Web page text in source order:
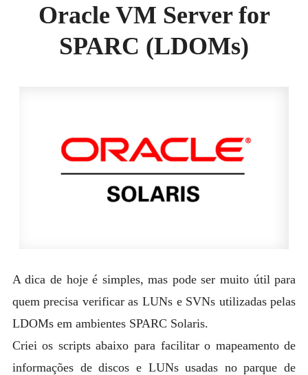
ORACLE OCI
MYSQL
PORTUGUESE
Oracle VM Server for
SPARC (LDOMs)
A dica de hoje é simples, mas pode ser muito útil para
quem precisa verificar as LUNs e SVNs utilizadas pelas
LDOMs em ambientes SPARC Solaris.
Criei os scripts abaixo para facilitar o mapeamento de
informações de discos e LUNs usadas no parque de